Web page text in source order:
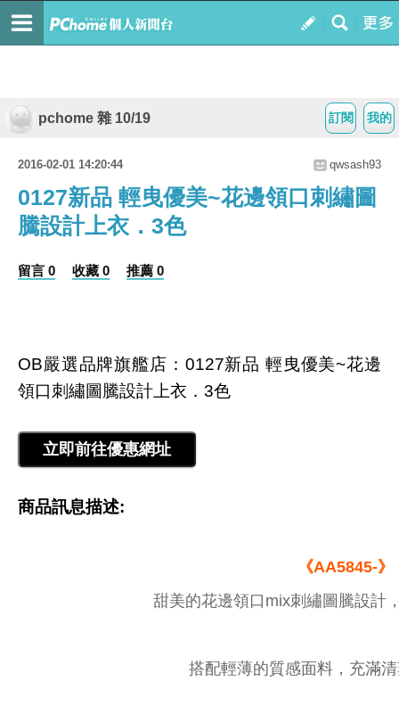
我的
訂閱
pchome 雜 10/19
2016-02-01 14:20:44 qwsash93
0127新品 輕曳優美~花邊領口刺繡圖
騰設計上衣．3色
留言 0 收藏 0 推薦 0
OB嚴選品牌旗艦店：0127新品 輕曳優美~花邊
領口刺繡圖騰設計上衣．3色
商品訊息描述:
《AA5845-》
甜美的花邊領口mix刺繡圖騰設計
搭配輕薄的質感面料，充滿